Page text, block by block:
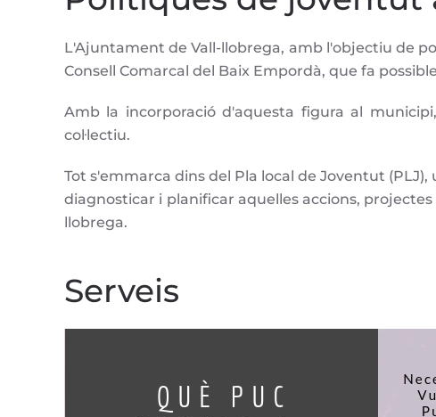
L'Ajuntament de Vall-llobrega, amb l'objectiu de
Consell Comarcal del Baix Empordà, que fa
Amb la incorporació d'aquesta figura al
col·lectiu.
Tot s'emmarca dins del Pla local de Joventut
diagnosticar i planificar aquelles accions,
llobrega.
Serveis